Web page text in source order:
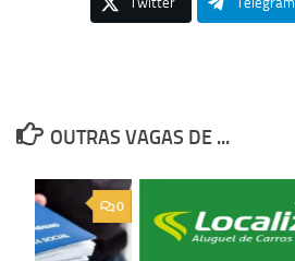
OUTRAS VAGAS DE ...
0